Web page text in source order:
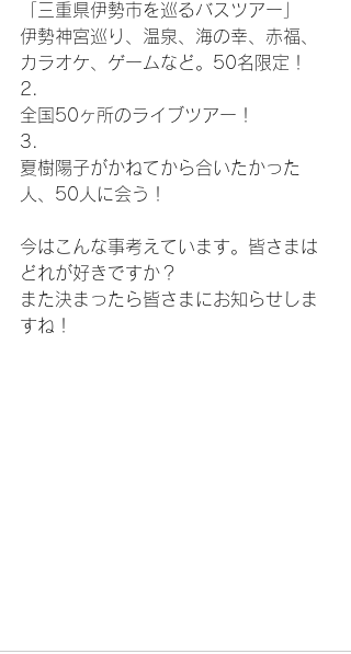
「三重県伊勢市を巡るバスツアー」
伊勢神宮巡り、温泉、海の幸、赤福、
カラオケ、ゲームなど。50名限定！
2.
全国50ヶ所のライブツアー！
3.
夏樹陽子がかねてから合いたかった
人、50人に会う！
今はこんな事考えています。皆さまは
どれが好きですか？
また決まったら皆さまにお知らせしま
すね！